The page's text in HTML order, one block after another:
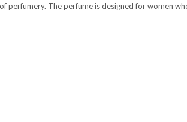
The perfume is designed for women